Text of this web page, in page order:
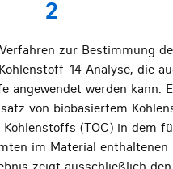
2
zur Bestimmung
14 Analyse, die
werden kann.
von biobasiertem
(TOC) in dem
im Material enthaltenen
zeigt ausschließlich